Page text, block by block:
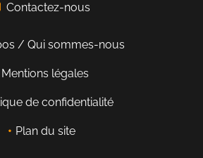
Contactez-nous
/ Qui sommes-nous
Mentions légales
de confidentialité
Plan du site